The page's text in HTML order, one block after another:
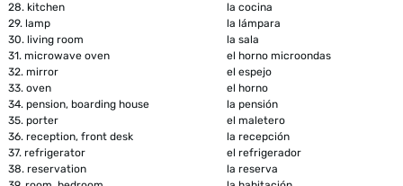
28. kitchen
la cocina
29. lamp
la lámpara
30. living room
la sala
31. microwave oven
el horno microondas
32. mirror
el espejo
33. oven
el horno
34. pension, boarding house
la pensión
35. porter
el maletero
36. reception, front desk
la recepción
37. refrigerator
el refrigerador
38. reservation
la reserva